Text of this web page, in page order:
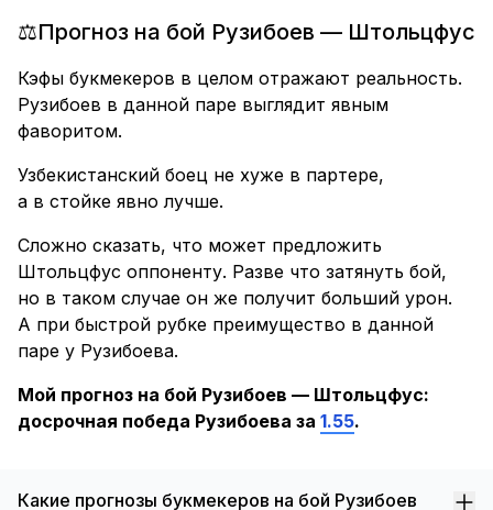
⚖️Прогноз на бой Рузибоев — Штольцфус
Кэфы букмекеров в целом отражают реальность.
Рузибоев в данной паре выглядит явным
фаворитом.
Узбекистанский боец не хуже в партере,
а в стойке явно лучше.
Сложно сказать, что может предложить
Штольцфус оппоненту. Разве что затянуть бой,
но в таком случае он же получит больший урон.
А при быстрой рубке преимущество в данной
паре у Рузибоева.
Мой прогноз на бой Рузибоев — Штольцфус:
досрочная победа Рузибоева за 1.55.
Какие прогнозы букмекеров на бой Рузибоев